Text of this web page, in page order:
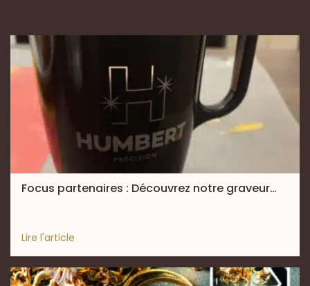
Focus partenaires : Découvrez notre graveur…
Lire l'article